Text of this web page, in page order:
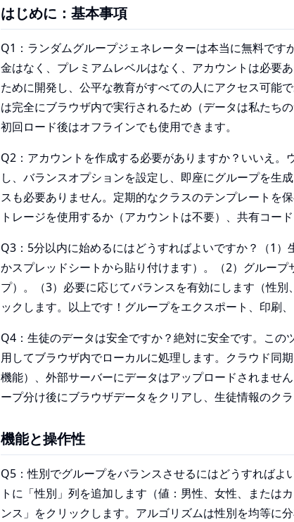
はじめに：基本事項
Q1：ランダムグループジェネレーターは本当に無料で
金はなく、プレミアムレベルはなく、アカウントは必要
ために開発し、公平な教育がすべての人にアクセス可能
は完全にブラウザ内で実行されるため（データは私たち
初回ロード後はオフラインでも使用できます。
Q2：アカウントを作成する必要がありますか？いいえ。
し、バランスオプションを設定し、即座にグループを生
スも必要ありません。定期的なクラスのテンプレートを
トレージを使用するか（アカウントは不要）、共有コー
Q3：5分以内に始めるにはどうすればよいですか？（1
かスプレッドシートから貼り付けます）。（2）グルー
プ）。（3）必要に応じてバランスを有効にします（性
ックします。以上です！グループをエクスポート、印刷、
Q4：生徒のデータは安全ですか？絶対に安全です。この
用してブラウザ内でローカルに処理します。クラウド同
機能）、外部サーバーにデータはアップロードされませ
ープ分け後にブラウザデータをクリアし、生徒情報のク
機能と操作性
Q5：性別でグループをバランスさせるにはどうすればよ
トに「性別」列を追加します（値：男性、女性、または
ンス」をクリックします。アルゴリズムは性別を均等に